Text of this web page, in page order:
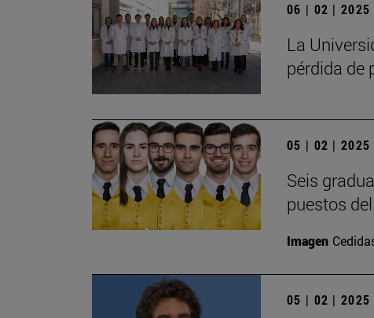
06 | 02 | 2025
La
pérdida de
05 | 02 | 2025
Seis
puestos
Imagen
05 | 02 | 2025